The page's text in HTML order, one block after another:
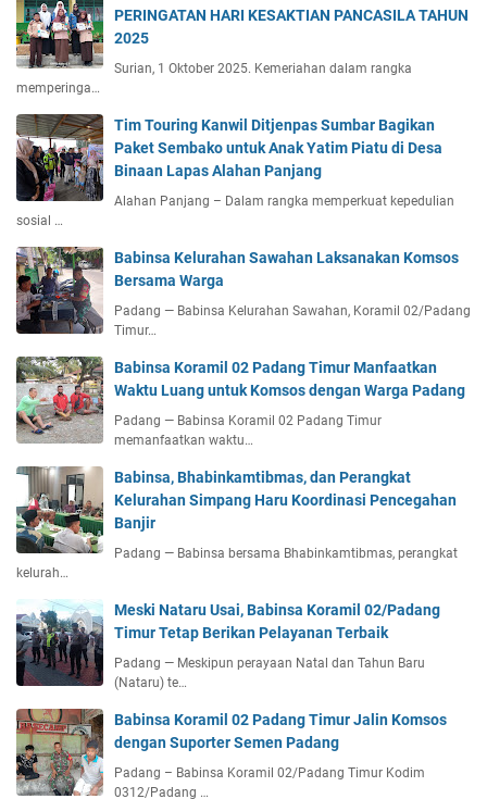
PERINGATAN HARI KESAKTIAN PANCASILA TAHUN
2025
Surian, 1 Oktober 2025. Kemeriahan dalam rangka
memperinga…
Tim Touring Kanwil Ditjenpas Sumbar Bagikan
Paket Sembako untuk Anak Yatim Piatu di Desa
Binaan Lapas Alahan Panjang
Alahan Panjang – Dalam rangka memperkuat kepedulian
sosial …
Babinsa Kelurahan Sawahan Laksanakan Komsos
Bersama Warga
Padang — Babinsa Kelurahan Sawahan, Koramil 02/Padang
Timur…
Babinsa Koramil 02 Padang Timur Manfaatkan
Waktu Luang untuk Komsos dengan Warga Padang
Padang — Babinsa Koramil 02 Padang Timur
memanfaatkan waktu…
Babinsa, Bhabinkamtibmas, dan Perangkat
Kelurahan Simpang Haru Koordinasi Pencegahan
Banjir
Padang — Babinsa bersama Bhabinkamtibmas, perangkat
kelurah…
Meski Nataru Usai, Babinsa Koramil 02/Padang
Timur Tetap Berikan Pelayanan Terbaik
Padang — Meskipun perayaan Natal dan Tahun Baru
(Nataru) te…
Babinsa Koramil 02 Padang Timur Jalin Komsos
dengan Suporter Semen Padang
Padang – Babinsa Koramil 02/Padang Timur Kodim
0312/Padang …